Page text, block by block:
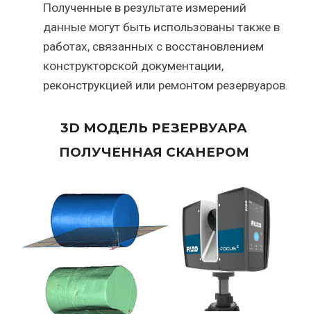
Полученные в результате измерений
данные могут быть использованы также в
работах, связанных с восстановлением
конструкторской документации,
реконструкцией или ремонтом резервуаров.
3D МОДЕЛЬ РЕЗЕРВУАРА
ПОЛУЧЕННАЯ СКАНЕРОМ